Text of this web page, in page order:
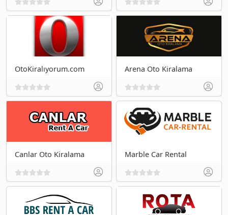
OtoKiralıyorum.com Arena Oto Kiralama
Canlar Oto Kiralama Marble Car Rental